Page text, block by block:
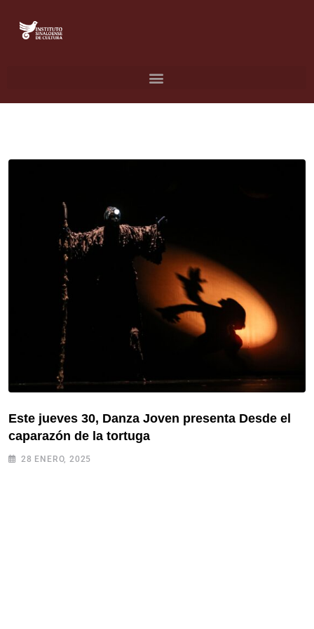
Este jueves 30, Danza Joven presenta Desde el
caparazón de la tortuga
28 ENERO, 2025